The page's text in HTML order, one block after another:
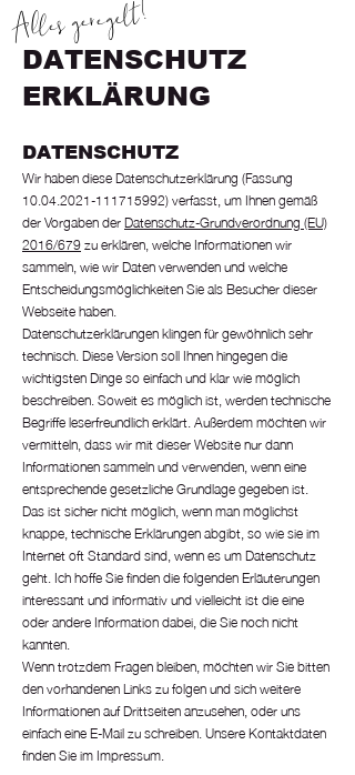
Alles geregelt!
DATENSCHUTZ
Wir haben diese Datenschutzerklärung (Fassung
10.04.2021-111715992)verfasst, um Ihnen gemäß
der Vorgaben derDatenschutz-Grundverordnung (EU)
2016/679zu erklären, welche Informationen wir
sammeln, wie wir Daten verwenden und welche
Entscheidungsmöglichkeiten Sie als Besucher dieser
Webseite haben.
Datenschutzerklärungen klingen für gewöhnlich sehr
technisch. Diese Version soll Ihnen hingegen die
wichtigsten Dinge so einfach und klar wie möglich
beschreiben. Soweit es möglich ist, werden technische
Begriffe leserfreundlich erklärt. Außerdem möchten wir
vermitteln, dass wir mit dieser Website nur dann
Informationen sammeln und verwenden, wenn eine
entsprechende gesetzliche Grundlage gegeben ist.
Das ist sicher nicht möglich, wenn man möglichst
knappe, technische Erklärungen abgibt, so wie sie im
Internet oft Standard sind, wenn es um Datenschutz
geht. Ich hoffe Sie finden die folgenden Erläuterungen
interessant und informativ und vielleicht ist die eine
oder andere Information dabei, die Sie noch nicht
kannten.
Wenn trotzdem Fragen bleiben, möchten wir Sie bitten
den vorhandenen Links zu folgen und sich weitere
Informationen auf Drittseiten anzusehen, oder uns
einfach eine E-Mail zu schreiben. Unsere Kontaktdaten
finden Sie im Impressum.
DATENSCHUTZ
ERKLÄRUNG